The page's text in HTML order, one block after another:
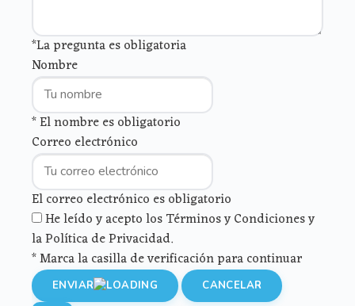
*La pregunta es obligatoria
Nombre
* El nombre es obligatorio
Correo electrónico
El correo electrónico es obligatorio
He leído y acepto los Términos y Condiciones y
la Política de Privacidad.
* Marca la casilla de verificación para continuar
ENVIAR CANCELAR